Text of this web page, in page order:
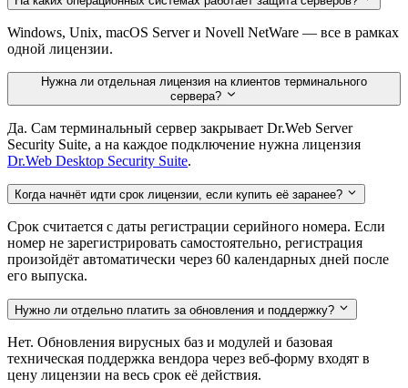
Windows, Unix, macOS Server и Novell NetWare — все в рамках
одной лицензии.
Нужна ли отдельная лицензия на клиентов терминального
сервера?
Да. Сам терминальный сервер закрывает Dr.Web Server
Security Suite, а на каждое подключение нужна лицензия
Dr.Web Desktop Security Suite.
Когда начнёт идти срок лицензии, если купить её заранее?
Срок считается с даты регистрации серийного номера. Если
номер не зарегистрировать самостоятельно, регистрация
произойдёт автоматически через 60 календарных дней после
его выпуска.
Нужно ли отдельно платить за обновления и поддержку?
Нет. Обновления вирусных баз и модулей и базовая
техническая поддержка вендора через веб-форму входят в
цену лицензии на весь срок её действия.